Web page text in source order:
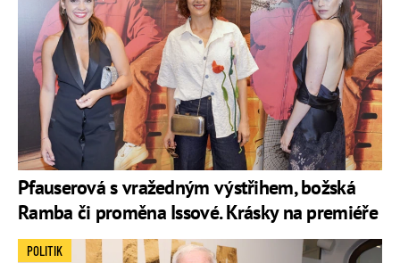
Pfauserová s vražedným výstřihem, božská
Ramba či proměna Issové. Krásky na premiéře
POLITIK